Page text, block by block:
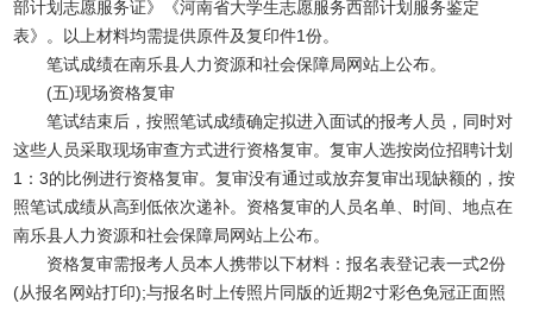
部计划志愿服务证》《河南省大学生志愿服务西部计划服务鉴定
表》。以上材料均需提供原件及复印件1份。
笔试成绩在南乐县人力资源和社会保障局网站上公布。
(五)现场资格复审
笔试结束后，按照笔试成绩确定拟进入面试的报考人员，同时对
这些人员采取现场审查方式进行资格复审。复审人选按岗位招聘计划
1：3的比例进行资格复审。复审没有通过或放弃复审出现缺额的，按
照笔试成绩从高到低依次递补。资格复审的人员名单、时间、地点在
南乐县人力资源和社会保障局网站上公布。
资格复审需报考人员本人携带以下材料：报名表登记表一式2份
(从报名网站打印);与报名时上传照片同版的近期2寸彩色免冠正面照